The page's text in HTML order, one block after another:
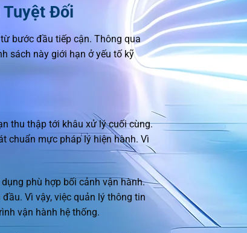
Tuyệt Đối
bước đầu tiếp cận. Thông qua
sách này giới hạn ở yếu tố kỹ
thu thập tới khâu xử lý cuối cùng.
chuẩn mực pháp lý hiện hành. Vì
phù hợp bối cảnh vận hành.
Vì vậy, việc quản lý thông tin
vận hành hệ thống.